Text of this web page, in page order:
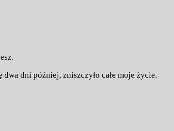
dni później, zniszczyło całe moje życie.